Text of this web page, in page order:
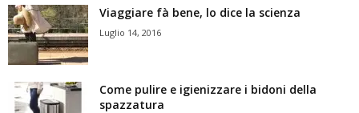
Viaggiare fà bene, lo dice la scienza
Luglio 14, 2016
Come pulire e igienizzare i bidoni della
spazzatura